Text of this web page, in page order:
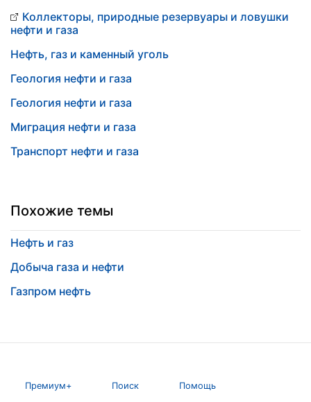
Коллекторы, природные резервуары и ловушки
нефти и газа
Нефть, газ и каменный уголь
Геология нефти и газа
Геология нефти и газа
Миграция нефти и газа
Транспорт нефти и газа
Похожие темы
Нефть и газ
Добыча газа и нефти
Газпром нефть
Премиум+ Поиск Помощь